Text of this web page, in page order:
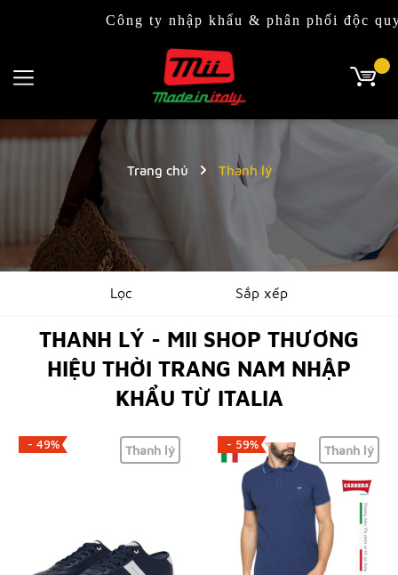
Công ty nhập khẩu & phân phối độc
Trang chủ Thanh lý
Lọc Sắp xếp
THANH LÝ - MII SHOP THƯƠNG
HIỆU THỜI TRANG NAM NHẬP
KHẨU TỪ ITALIA
- 49% Thanh lý - 59% Thanh lý